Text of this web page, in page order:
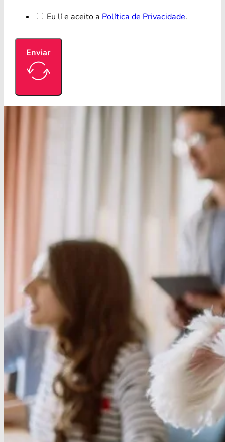
Eu lí e aceito a Política de Privacidade.
Enviar